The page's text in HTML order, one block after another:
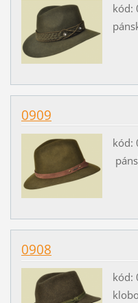
kód:
0909
kód:
0908
kód: